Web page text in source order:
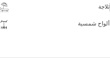
ثلاجة
ألواح شمسية